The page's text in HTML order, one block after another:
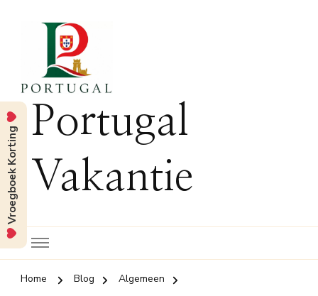
Portugal
Vakantie
Home Blog
Algemeen
Vroegboek Korting